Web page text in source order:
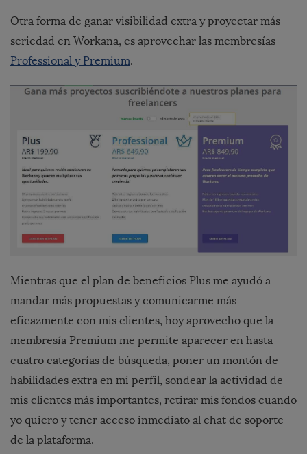
Otra forma de ganar visibilidad extra y proyectar más
seriedad en Workana, es aprovechar las membresías
Professional y Premium.
Mientras que el plan de beneficios Plus me ayudó a
mandar más propuestas y comunicarme más
eficazmente con mis clientes, hoy aprovecho que la
membresía Premium me permite aparecer en hasta
cuatro categorías de búsqueda, poner un montón de
habilidades extra en mi perfil, sondear la actividad de
mis clientes más importantes, retirar mis fondos cuando
yo quiero y tener acceso inmediato al chat de soporte
de la plataforma.